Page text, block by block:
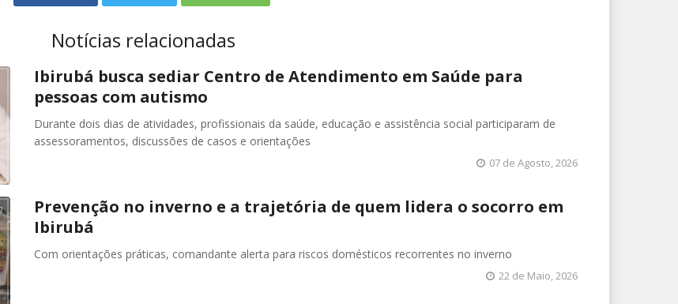
Notícias relacionadas
Ibirubá busca sediar Centro de Atendimento em Saúde para
pessoas com autismo
Durante dois dias de atividades, profissionais da saúde, educação e assistência social participaram de
assessoramentos, discussões de casos e orientações
07 de Agosto, 2026
Prevenção no inverno e a trajetória de quem lidera o socorro em
Ibirubá
Com orientações práticas, comandante alerta para riscos domésticos recorrentes no inverno
22 de Maio, 2026